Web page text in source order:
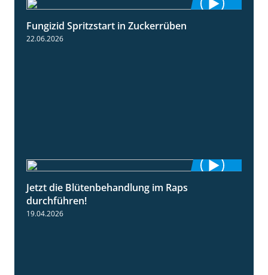
Fungizid Spritzstart in Zuckerrüben
22.06.2026
Jetzt die Blütenbehandlung im Raps
durchführen!
19.04.2026